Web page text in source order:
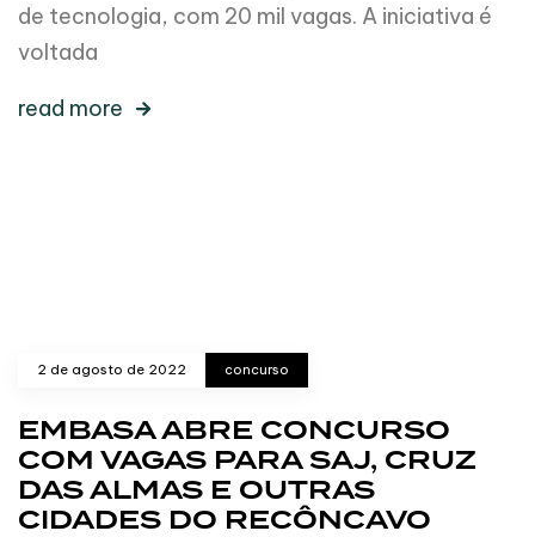
de tecnologia, com 20 mil vagas. A iniciativa é
voltada
read more
2 de agosto de 2022 concurso
EMBASA ABRE CONCURSO
COM VAGAS PARA SAJ, CRUZ
DAS ALMAS E OUTRAS
CIDADES DO RECÔNCAVO